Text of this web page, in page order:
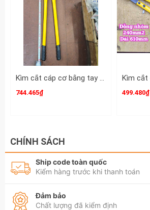
Kìm cắt cáp cơ bằng tay TLP HHD-500 cắt đồng nhôm 400mm2 dài 800mm
744.465₫ 499.480₫
CHÍNH SÁCH
Ship code toàn quốc
Kiểm hàng trước khi thanh toán
Đảm bảo
Chất lượng đã kiểm định